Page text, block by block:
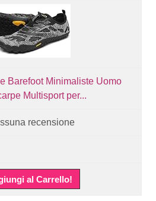
Barefoot Minimaliste Uomo
Multisport per...
recensione
al Carrello!